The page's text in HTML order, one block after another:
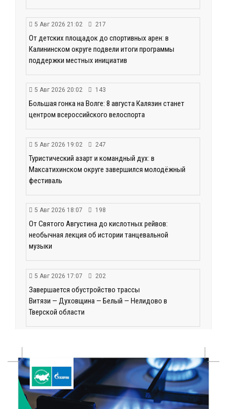
5 Авг 2026 21:02 217
От детских площадок до спортивных арен: в
Калининском округе подвели итоги программы
поддержки местных инициатив
5 Авг 2026 20:02 143
Большая гонка на Волге: 8 августа Калязин станет
центром всероссийского велоспорта
5 Авг 2026 19:02 247
Туристический азарт и командный дух: в
Максатихинском округе завершился молодёжный
фестиваль
5 Авг 2026 18:07 198
От Святого Августина до кислотных рейвов:
необычная лекция об истории танцевальной
музыки
5 Авг 2026 17:07 202
Завершается обустройство трассы
Витязи — Духовщина — Белый — Нелидово в
Тверской области
«Зарядка со стражем порядка»: как в Нелидово
приобщают детей к здоровому образу жизни
5 Авг 2026 16:02 237